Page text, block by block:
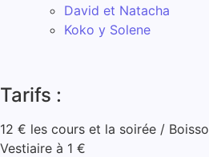
David et Natacha
Koko y Solene
Tarifs :
12 € les cours et la soirée /
Vestiaire à 1 €